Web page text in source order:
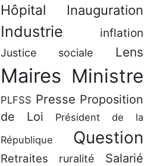
Hôpital Inauguration
Industrie inflation
Justice sociale Lens
Maires Ministre
PLFSS Presse Proposition
de Loi
Président de la
République
Question
Retraites ruralité Salarié